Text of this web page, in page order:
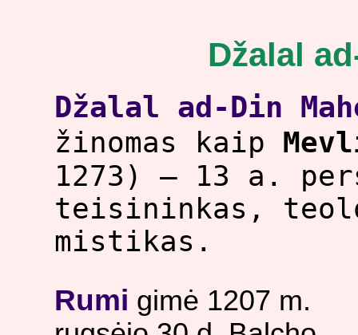
Džalal
Džalal ad-Din
žinomas kaip
1273) – 13 a.
teisininkas,
mistikas.
Rumi gimė 1207 m.